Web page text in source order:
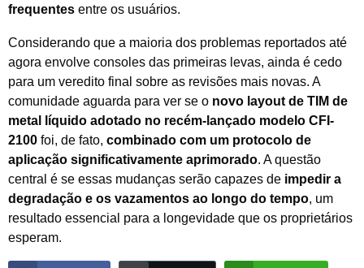
frequentes entre os usuários.
Considerando que a maioria dos problemas reportados até
agora envolve consoles das primeiras levas, ainda é cedo
para um veredito final sobre as revisões mais novas. A
comunidade aguarda para ver se o novo layout de TIM de
metal líquido adotado no recém-lançado modelo CFI-
2100 foi, de fato, combinado com um protocolo de
aplicação significativamente aprimorado. A questão
central é se essas mudanças serão capazes de impedir a
degradação e os vazamentos ao longo do tempo, um
resultado essencial para a longevidade que os proprietários
esperam.